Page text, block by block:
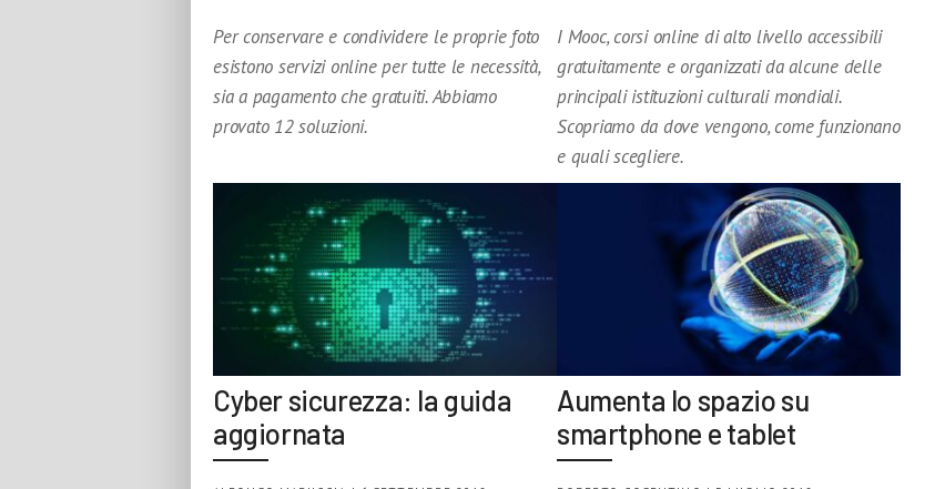
Per conservare e condividere le proprie foto
esistono servizi online per tutte le necessità,
sia a pagamento che gratuiti. Abbiamo
provato 12 soluzioni.
I Mooc, corsi online di alto livello accessibili
gratuitamente e organizzati da alcune delle
principali istituzioni culturali mondiali.
Scopriamo da dove vengono, come funzionano
e quali scegliere.
Cyber sicurezza: la guida
aggiornata
Aumenta lo spazio su
smartphone e tablet